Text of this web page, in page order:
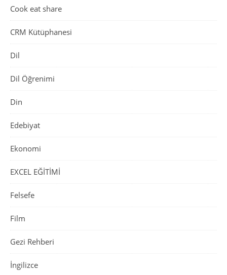
Cook eat share
CRM Kütüphanesi
Dil
Dil Öğrenimi
Din
Edebiyat
Ekonomi
EXCEL EĞİTİMİ
Felsefe
Film
Gezi Rehberi
İngilizce